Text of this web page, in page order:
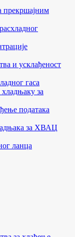
прекршајним
и усклађеност
гаса
за
података
за ХВАЦ
ланца